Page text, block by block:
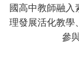
國高中教師融入
理發展活化教學
參